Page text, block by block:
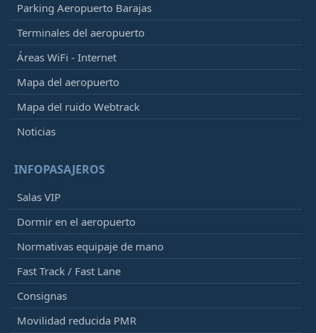
Parking Aeropuerto Barajas
Terminales del aeropuerto
Áreas WiFi - Internet
Mapa del aeropuerto
Mapa del ruido Webtrack
Noticias
INFOPASAJEROS
Salas VIP
Dormir en el aeropuerto
Normativas equipaje de mano
Fast Track / Fast Lane
Consignas
Movilidad reducida PMR